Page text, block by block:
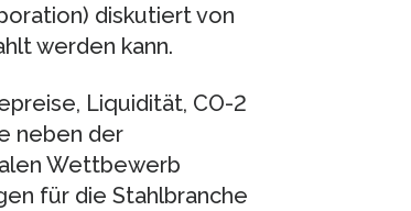
diskutiert von
werden kann.
Liquidität, CO-2
neben der
Wettbewerb
für die Stahlbranche